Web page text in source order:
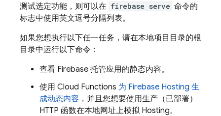
测试选定功能，则可以在 firebase serve 命令的
标志中使用英文逗号分隔列表。
如果您想执行以下任一任务，请在本地项目目录的根
目录中运行以下命令：
查看 Firebase 托管应用的静态内容。
使用 Cloud Functions 为 Firebase Hosting 生
成动态内容 ，并且您想要使用生产（已部署）
HTTP 函数在本地网址上模拟 Hosting。